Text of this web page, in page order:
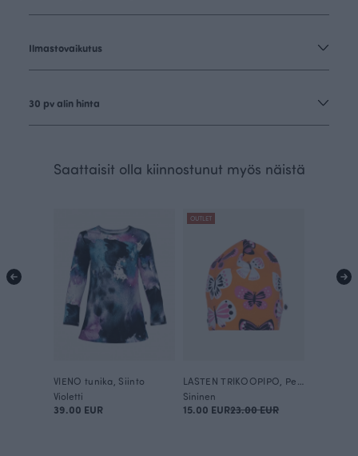
Ilmastovaikutus
30 pv alin hinta
Saattaisit olla kiinnostunut myös näistä
VIENO tunika, Siinto
Violetti
39.00 EUR
OUTLET
Sininen
15.00 EUR23.00 EUR